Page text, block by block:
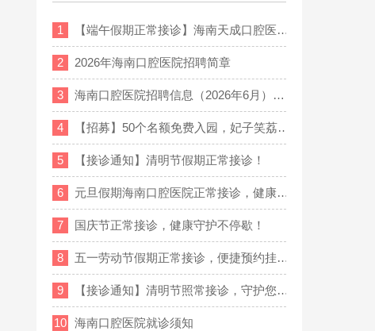
1 【端午假期正常接诊】海南天成口腔医…
2 2026年海南口腔医院招聘简章
3 海南口腔医院招聘信息（2026年6月）…
4 【招募】50个名额免费入园，妃子笑荔…
5 【接诊通知】清明节假期正常接诊！
6 元旦假期海南口腔医院正常接诊，健康…
7 国庆节正常接诊，健康守护不停歇！
8 五一劳动节假期正常接诊，便捷预约挂…
9 【接诊通知】清明节照常接诊，守护您…
10 海南口腔医院就诊须知